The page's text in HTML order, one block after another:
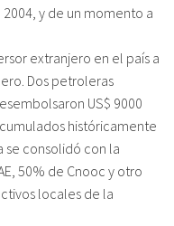
y de un momento a
extranjero en el país a
Dos petroleras
US$ 9000
históricamente
se consolidó con la
50% de Cnooc y otro
locales de la